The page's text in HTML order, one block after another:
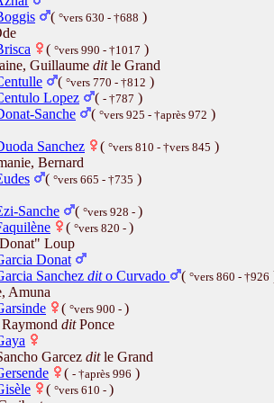
( °vers 630 - †688 )
( °vers 990 - †1017 )
Guillaume ditle Grand
( °vers 770 - †812 )
Lopez
( - †787 )
Sanche
( °vers 925 - †après 972 )
Sanchez
( °vers 810 - †vers 845 )
Bernard
( °vers 665 - †735 )
Sanche
( °vers 928 - )
( °vers 820 - )
Loup
Donat
Sanchez dito Curvado ( °vers 860 - †926
Amuna
( °vers 900 - )
ditPonce
Garcez ditle Grand
( - †après 996 )
( °vers 610 - )